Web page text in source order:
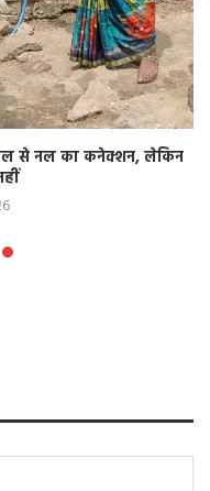
से नल का कनेक्शन, लेकिन